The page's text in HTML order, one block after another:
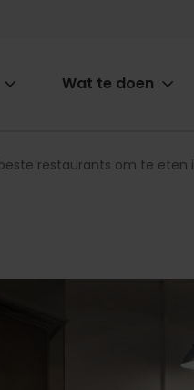
Wat te doen
restaurants om te eten